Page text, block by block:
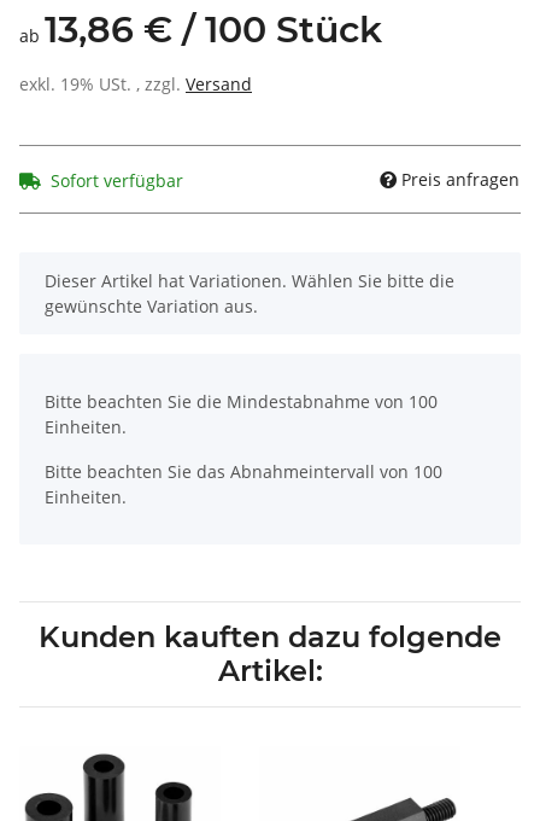
ab 13,86 € / 100 Stück
exkl. 19% USt. , zzgl. Versand
Sofort verfügbar Preis anfragen
x
Dieser Artikel hat Variationen. Wählen Sie bitte die
gewünschte Variation aus.
Bitte beachten Sie die Mindestabnahme von 100
Einheiten.
Bitte beachten Sie das Abnahmeintervall von 100
Einheiten.
Kunden kauften dazu folgende
Artikel: